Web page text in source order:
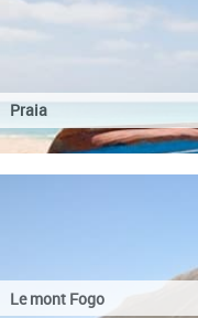
Praia
Le mont Fogo